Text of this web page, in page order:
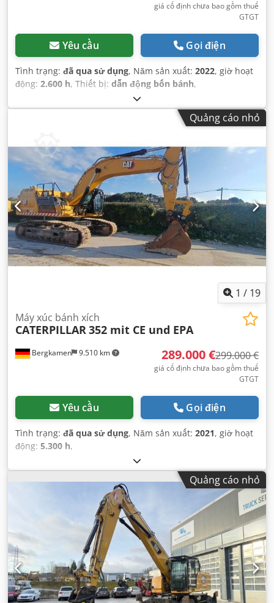
giá cố định chưa bao gồm thuế
GTGT
Yêu cầu Gọi điện
Tình trạng: đã qua sử dụng, Năm sản xuất: 2022, giờ hoạt
động: 2.600 h, Thiết bị: dẫn động bốn bánh,
Quảng cáo nhỏ
1 / 19
Bergkamen 9.510 km
Máy xúc bánh xích
CATERPILLAR352 mit CE und EPA
289.000 €299.000 €
giá cố định chưa bao gồm thuế
GTGT
Yêu cầu Gọi điện
Tình trạng: đã qua sử dụng, Năm sản xuất: 2021, giờ hoạt
động: 5.300 h,
Quảng cáo nhỏ